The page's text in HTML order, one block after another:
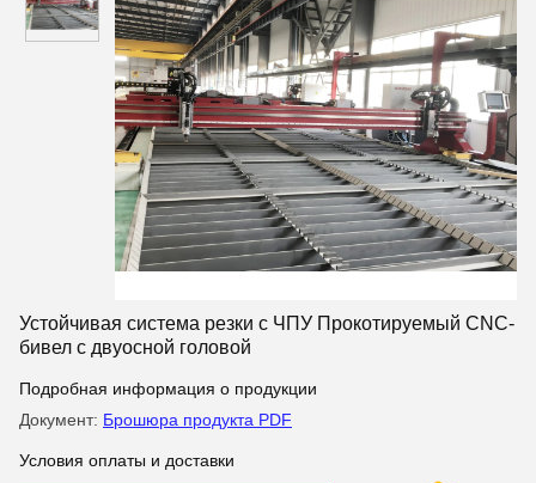
Устойчивая система резки с ЧПУ Прокотируемый CNC-
бивел с двуосной головой
Подробная информация о продукции
Документ: Брошюра продукта PDF
Условия оплаты и доставки